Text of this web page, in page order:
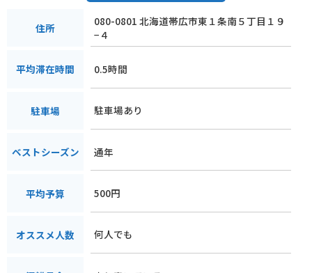
住所
080-0801 北海道帯広市東１条南５丁目１９
−４
平均滞在時間 0.5時間
駐車場 駐車場あり
ベストシーズン 通年
平均予算 500円
オススメ人数 何人でも